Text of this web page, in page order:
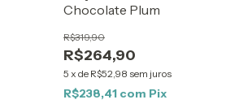
Chocolate Plum
R$264,90
R$319,90
5 x de R$52,98 sem juros
R$238,41 com Pix